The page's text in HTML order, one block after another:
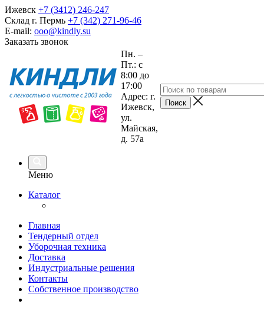
Ижевск +7 (3412) 246-247
Склад г. Пермь +7 (342) 271-96-46
E-mail: ooo@kindly.su
Заказать звонок
Пн. –
Пт.: с
8:00 до
17:00
Адрес: г.
Ижевск,
ул.
Майская,
д. 57а
Меню
Каталог
Главная
Тендерный отдел
Уборочная техника
Доставка
Индустриальные решения
Контакты
Собственное производство